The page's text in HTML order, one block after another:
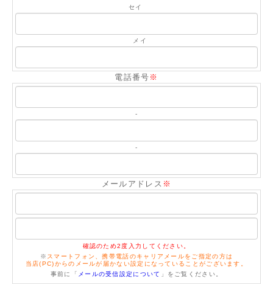
セイ
メイ
電話番号 ※
-
-
メールアドレス ※
確認のため2度入力してください。
※ スマートフォン、携帯電話のキャリアメールをご指定の方は
当店(PC)からのメールが届かない設定になっていることがございます。
事前に「 メールの受信設定について 」をご覧ください。